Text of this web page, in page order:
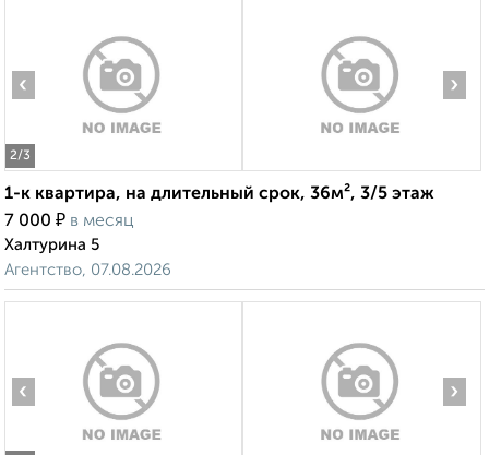
2/3
‹ ›
1-к квартира, на длительный срок, 36м², 3/5 этаж
7 000 ₽ в месяц
Халтурина 5
Агентство, 07.08.2026
‹ ›